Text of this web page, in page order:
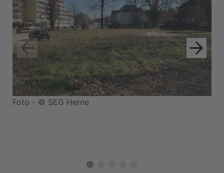
Foto - © SEG Herne